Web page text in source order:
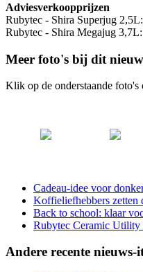
Adviesverkoopprijzen
Rubytec - Shira Superjug
Rubytec - Shira Megajug
Meer foto's bij dit
Klik op de onderstaande foto's
Cadeau-idee voor
Koffieliefhebbers zetten
Back to school: klaar
Rubytec Ceramic
Andere recente